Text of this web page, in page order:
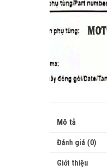
Mô tả
Đánh giá (0)
Giới thiệu